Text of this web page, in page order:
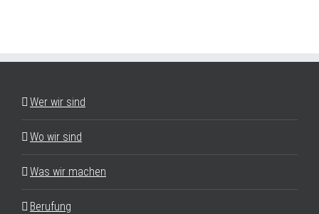
Wer wir sind
Wo wir sind
Was wir machen
Berufung